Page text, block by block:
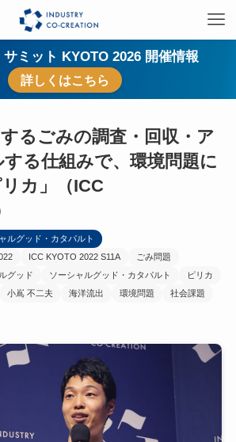
サミット KYOTO 2026 開催情報
詳しくはこちら
るごみの調査・回収・ア
る仕組みで、環境問題に
カ」（ICC
ルグッド・カタパルト
ICC KYOTO 2022 S11A
ごみ問題
グッド ソーシャルグッド・カタパルト
ピリカ
小嶌 不二夫 海洋流出 環境問題 社会課題